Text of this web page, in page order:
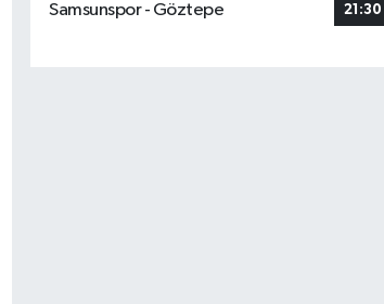
Samsunspor - Göztepe
21:30